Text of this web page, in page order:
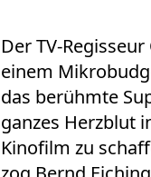
Der TV-
einem
das berühmte
ganzes Herzblut
Kinofilm zu